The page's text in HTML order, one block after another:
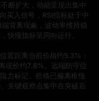
断扩大，动能呈现出集中
买入信号，RSI指标处于中
背离现象，波动率维持稳
快慢指标呈同向运行。
置距离当前价格约5.3%；
现价约7.8%。远端防守位
力标记。价格已偏离枢纽
关键观察点集中在突破后